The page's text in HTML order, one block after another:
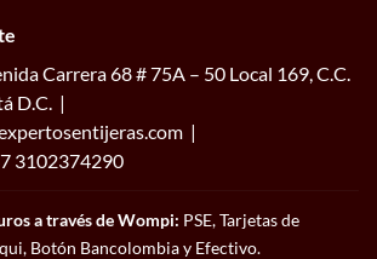
Carrera 68 # 75A – 50 Local 169, C.C.
D.C. |
|
3102374290
a través de Wompi: PSE, Tarjetas de
Botón Bancolombia y Efectivo.